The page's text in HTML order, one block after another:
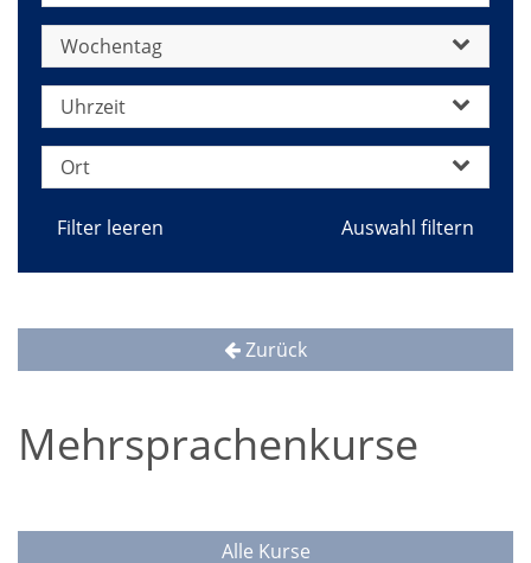
Wochentag
Uhrzeit
Ort
Filter leeren
Zurück
Mehrsprachenkurse
Alle Kurse